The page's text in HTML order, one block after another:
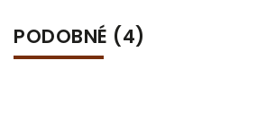
PODOBNÉ (4)